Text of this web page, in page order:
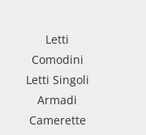
Letti
Comodini
Letti Singoli
Armadi
Camerette